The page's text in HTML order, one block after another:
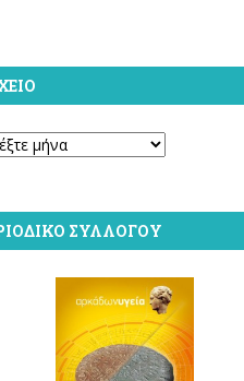
ΣΥΛΛΌΓΟΥ